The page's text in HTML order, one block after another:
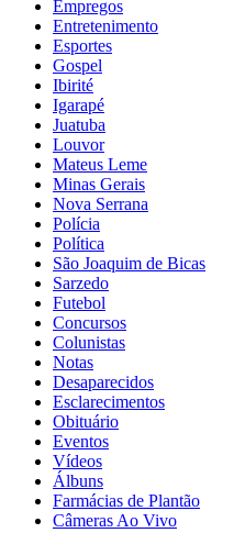
Empregos
Entretenimento
Esportes
Gospel
Ibirité
Igarapé
Juatuba
Louvor
Mateus Leme
Minas Gerais
Nova Serrana
Polícia
Política
São Joaquim de Bicas
Sarzedo
Futebol
Concursos
Colunistas
Notas
Desaparecidos
Esclarecimentos
Obituário
Eventos
Vídeos
Álbuns
Farmácias de Plantão
Câmeras Ao Vivo